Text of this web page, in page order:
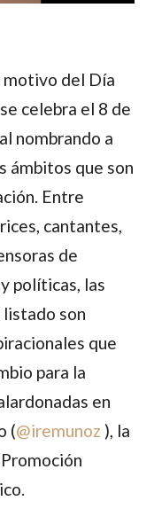
motivo del Día
celebra el 8 de
nombrando a
ámbitos que son
Entre
cantantes,
de
políticas, las
son
que
para la
en
(@iremunoz ), la